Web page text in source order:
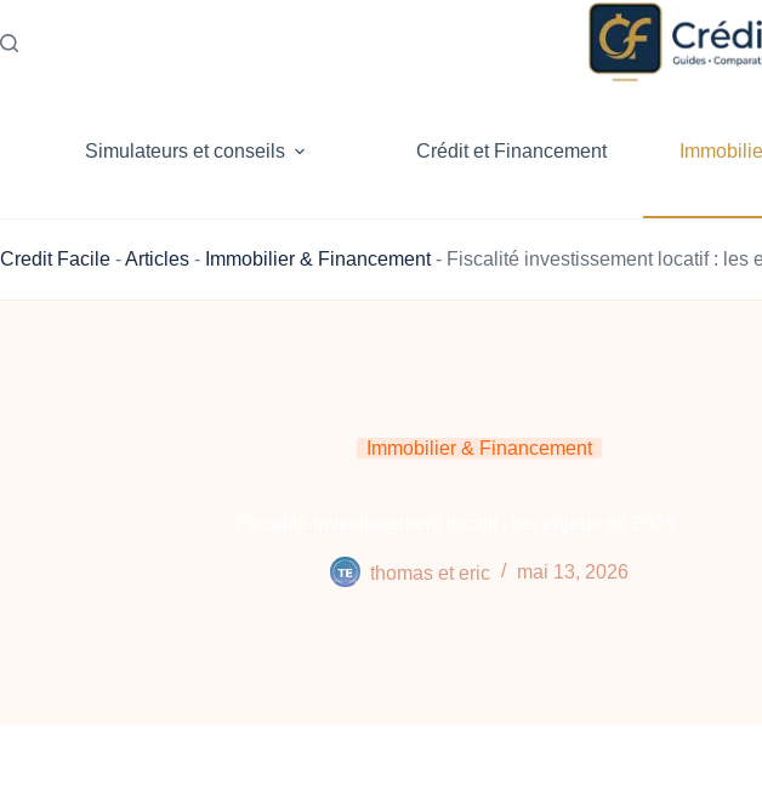
au
contenu
Simulateurs et conseils Crédit et Financement
Credit Facile -Articles - Immobilier & Financement- Fiscalité investissement locatif : les
Immobilier & Financement
thomas et eric mai 13, 2026